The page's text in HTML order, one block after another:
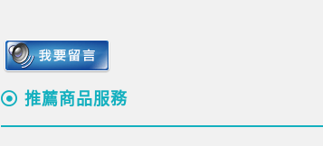
推薦商品服務